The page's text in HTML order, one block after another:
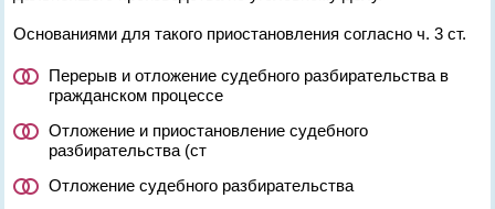
Основаниями для такого приостановления согласно ч. 3 ст.
Перерыв и отложение судебного разбирательства в
гражданском процессе
Отложение и приостановление судебного
разбирательства (ст
Отложение судебного разбирательства